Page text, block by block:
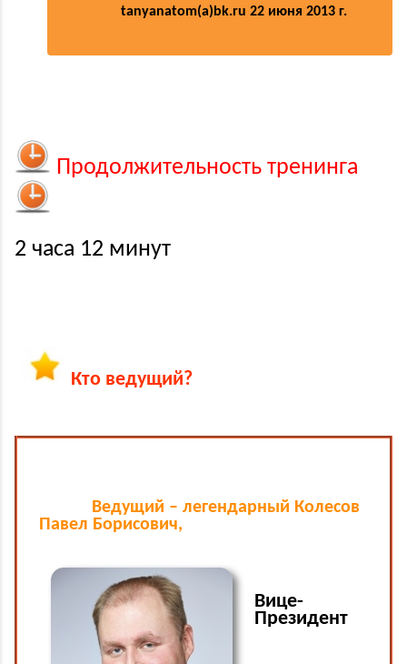
tanyanatom(a)bk.ru 22 июня 2013 г.
Продолжительность тренинга
2 часа 12 минут
Кто ведущий?
Ведущий – легендарный Колесов
Павел Борисович,
Вице-
Президент